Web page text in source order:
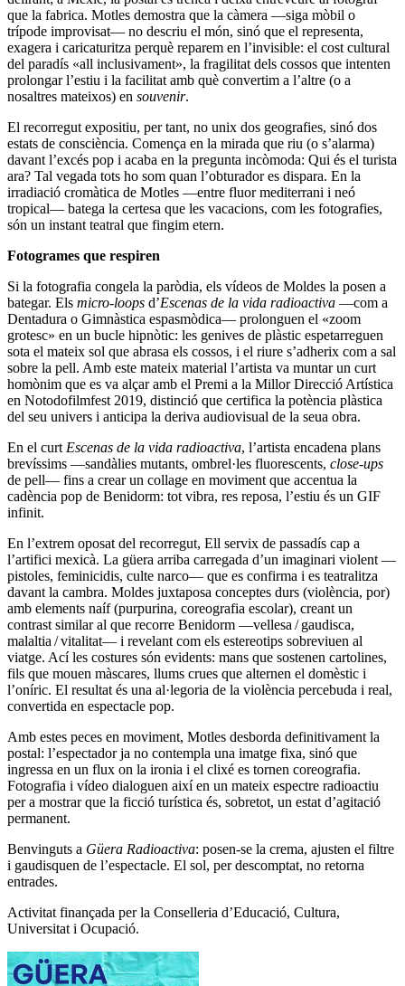
que la fabrica. Motles demostra que la càmera —siga mòbil o
trípode improvisat— no descriu el món, sinó que el representa,
exagera i caricaturitza perquè reparem en l’invisible: el cost cultural
del paradís «all inclusivament», la fragilitat dels cossos que intenten
prolongar l’estiu i la facilitat amb què convertim a l’altre (o a
nosaltres mateixos) en souvenir.
El recorregut expositiu, per tant, no unix dos geografies, sinó dos
estats de consciència. Comença en la mirada que riu (o s’alarma)
davant l’excés pop i acaba en la pregunta incòmoda: Qui és el turista
ara? Tal vegada tots ho som quan l’obturador es dispara. En la
irradiació cromàtica de Motles —entre fluor mediterrani i neó
tropical— batega la certesa que les vacacions, com les fotografies,
són un instant teatral que fingim etern.
Fotogrames que respiren
Si la fotografia congela la paròdia, els vídeos de Moldes la posen a
bategar. Els micro-loops d’Escenas de la vida radioactiva —com a
Dentadura o Gimnàstica espasmòdica— prolonguen el «zoom
grotesc» en un bucle hipnòtic: les genives de plàstic espetarreguen
sota el mateix sol que abrasa els cossos, i el riure s’adherix com a sal
sobre la pell. Amb este mateix material l’artista va muntar un curt
homònim que es va alçar amb el Premi a la Millor Direcció Artística
en Notodofilmfest 2019, distinció que certifica la potència plàstica
del seu univers i anticipa la deriva audiovisual de la seua obra.
En el curt Escenas de la vida radioactiva, l’artista encadena plans
brevíssims —sandàlies mutants, ombrel·les fluorescents, close-ups
de pell— fins a crear un collage en moviment que accentua la
cadència pop de Benidorm: tot vibra, res reposa, l’estiu és un GIF
infinit.
En l’extrem oposat del recorregut, Ell servix de passadís cap a
l’artifici mexicà. La güera arriba carregada d’un imaginari violent —
pistoles, feminicidis, culte narco— que es confirma i es teatralitza
davant la cambra. Moldes juxtaposa conceptes durs (violència, por)
amb elements naíf (purpurina, coreografia escolar), creant un
contrast similar al que recorre Benidorm —vellesa / gaudisca,
malaltia / vitalitat— i revelant com els estereotips sobreviuen al
viatge. Ací les costures són evidents: mans que sostenen cartolines,
fils que mouen màscares, llums crues que alternen el domèstic i
l’oníric. El resultat és una al·legoria de la violència percebuda i real,
convertida en espectacle pop.
Amb estes peces en moviment, Motles desborda definitivament la
postal: l’espectador ja no contempla una imatge fixa, sinó que
ingressa en un flux on la ironia i el clixé es tornen coreografia.
Fotografia i vídeo dialoguen així en un mateix espectre radioactiu
per a mostrar que la ficció turística és, sobretot, un estat d’agitació
permanent.
Benvinguts a Güera Radioactiva: posen-se la crema, ajusten el filtre
i gaudisquen de l’espectacle. El sol, per descomptat, no retorna
entrades.
Activitat finançada per la Conselleria d’Educació, Cultura,
Universitat i Ocupació.